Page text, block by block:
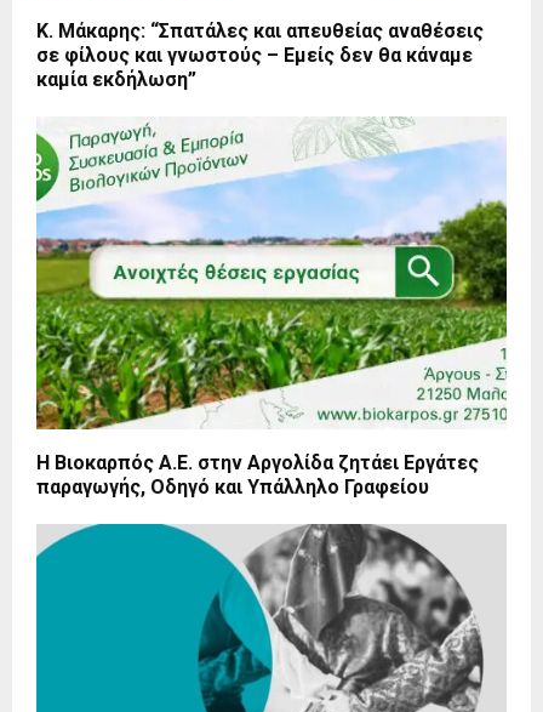
Κ. Μάκαρης: “Σπατάλες και απευθείας αναθέσεις
σε φίλους και γνωστούς – Εμείς δεν θα κάναμε
καμία εκδήλωση”
Η Βιοκαρπός Α.Ε. στην Αργολίδα ζητάει Εργάτες
παραγωγής, Οδηγό και Υπάλληλο Γραφείου